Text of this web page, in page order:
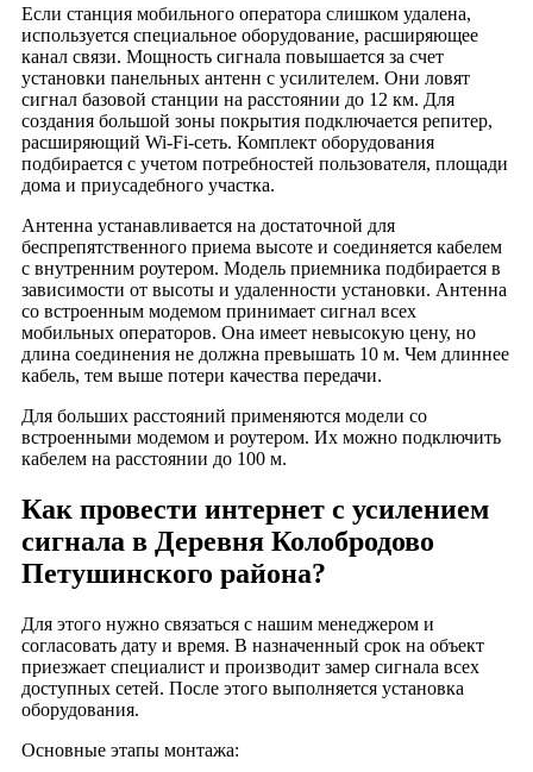
Деревня Ирошниково
Деревня Калинино
Деревня Караваево
Деревня Кибирево
Деревня Кикино
Деревня Килекшино
Деревня Кобяки
Деревня Костенево
Деревня Костино
Деревня Красный Луч
Деревня Крутово
Деревня Крюки
Деревня Кузяево
Деревня Кукушкино
Деревня Ларионово
Деревня Леоново
Деревня Летово
Деревня Логинцево
Деревня Лопыри
Деревня Малые Горки
Деревня Марочково
Если станция мобильного оператора слишком удалена,
используется специальное оборудование, расширяющее
канал связи. Мощность сигнала повышается за счет
установки панельных антенн с усилителем. Они ловят
сигнал базовой станции на расстоянии до 12 км. Для
создания большой зоны покрытия подключается репитер,
расширяющий Wi-Fi-сеть. Комплект оборудования
подбирается с учетом потребностей пользователя, площади
дома и приусадебного участка.
Антенна устанавливается на достаточной для
беспрепятственного приема высоте и соединяется кабелем
с внутренним роутером. Модель приемника подбирается в
зависимости от высоты и удаленности установки. Антенна
со встроенным модемом принимает сигнал всех
мобильных операторов. Она имеет невысокую цену, но
длина соединения не должна превышать 10 м. Чем длиннее
кабель, тем выше потери качества передачи.
Для больших расстояний применяются модели со
встроенными модемом и роутером. Их можно подключить
кабелем на расстоянии до 100 м.
Как провести интернет с усилением
сигнала в Деревня Колобродово
Петушинского района?
Для этого нужно связаться с нашим менеджером и
согласовать дату и время. В назначенный срок на объект
приезжает специалист и производит замер сигнала всех
доступных сетей. После этого выполняется установка
оборудования.
Основные этапы монтажа: